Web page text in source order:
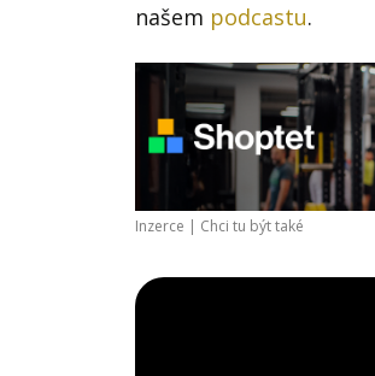
našem podcastu.
Inzerce | Chci tu být také